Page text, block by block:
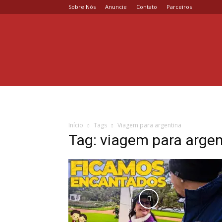
Sobre Nós Anuncie Contato Parceiros
Início Tags Viagem para argentina
Tag: viagem para